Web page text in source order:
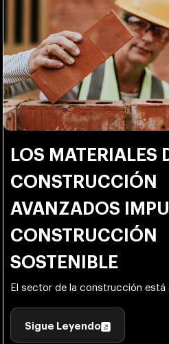
LOS MATERIALES
CONSTRUCCIÓN
AVANZADOS
CONSTRUCCIÓN
SOSTENIBLE
El sector de la construcción está
Sigue Leyendo